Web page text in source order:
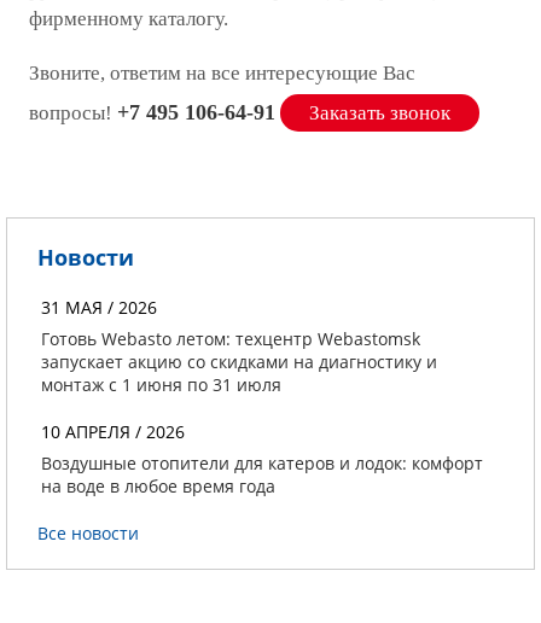
фирменному каталогу.
Звоните, ответим на все интересующие Вас
вопросы! +7 495 106-64-91 Заказать звонок
Новости
31 МАЯ / 2026
Готовь Webasto летом: техцентр Webastomsk
запускает акцию со скидками на диагностику и
монтаж с 1 июня по 31 июля
10 АПРЕЛЯ / 2026
Воздушные отопители для катеров и лодок: комфорт
на воде в любое время года
Все новости